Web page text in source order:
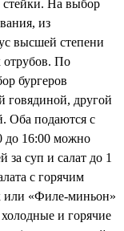
стейки. На выбор
из
высшей степени
отрубов. По
бургеров
другой
Оба подаются с
до 16:00 можно
за суп и салат до 1
с горячим
или «Филе-миньон»
и горячие